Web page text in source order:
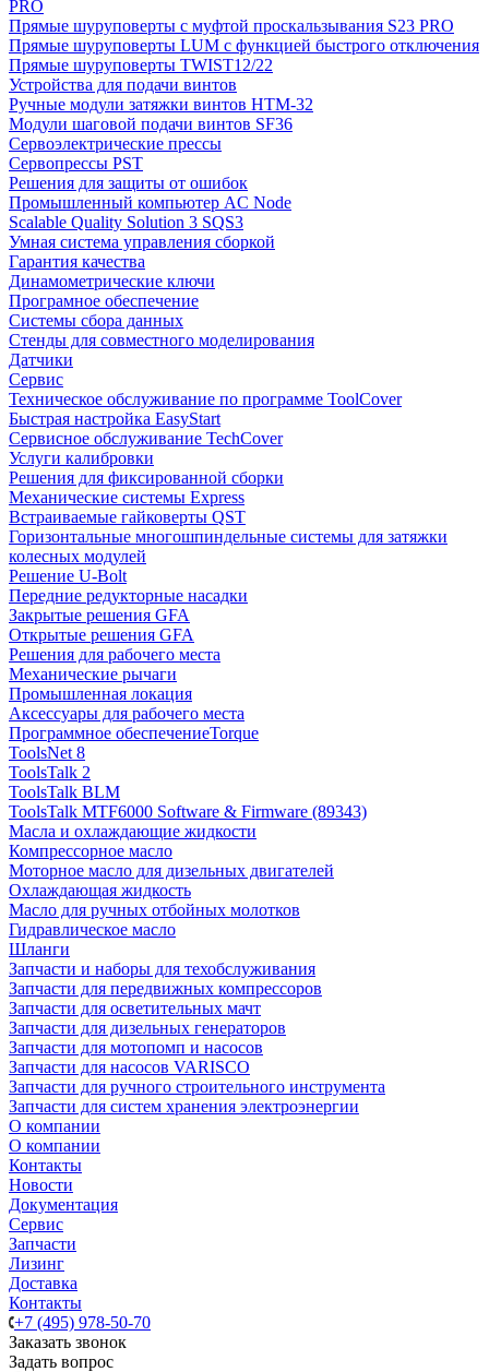
PRO
Прямые шуруповерты с муфтой проскальзывания S23 PRO
Прямые шуруповерты LUM с функцией быстрого отключения
Прямые шуруповерты TWIST12/22
Устройства для подачи винтов
Ручные модули затяжки винтов HTM-32
Модули шаговой подачи винтов SF36
Сервоэлектрические прессы
Сервопрессы PST
Решения для защиты от ошибок
Промышленный компьютер AC Node
Scalable Quality Solution 3 SQS3
Умная система управления сборкой
Гарантия качества
Динамометрические ключи
Програмное обеспечение
Системы сбора данных
Стенды для совместного моделирования
Датчики
Сервис
Техническое обслуживание по программе ToolCover
Быстрая настройка EasyStart
Cервисное обслуживание TechCover
Услуги калибровки
Решения для фиксированной сборки
Механические системы Express
Встраиваемые гайковерты QST
Горизонтальные многошпиндельные системы для затяжки
колесных модулей
Решение U-Bolt
Передние редукторные насадки
Закрытые решения GFA
Открытые решения GFA
Решения для рабочего места
Механические рычаги
Промышленная локация
Аксессуары для рабочего места
Программное обеспечениеTorque
ToolsNet 8
ToolsTalk 2
ToolsTalk BLM
ToolsTalk MTF6000 Software & Firmware (89343)
Масла и охлаждающие жидкости
Компрессорное масло
Моторное масло для дизельных двигателей
Охлаждающая жидкость
Масло для ручных отбойных молотков
Гидравлическое масло
Шланги
Запчасти и наборы для техобслуживания
Запчасти для передвижных компрессоров
Запчасти для осветительных мачт
Запчасти для дизельных генераторов
Запчасти для мотопомп и насосов
Запчасти для насосов VARISCO
Запчасти для ручного строительного инструмента
Запчасти для систем хранения электроэнергии
О компании
О компании
Контакты
Новости
Документация
Сервис
Запчасти
Лизинг
Доставка
Контакты
+7 (495) 978-50-70
Заказать звонок
Задать вопрос